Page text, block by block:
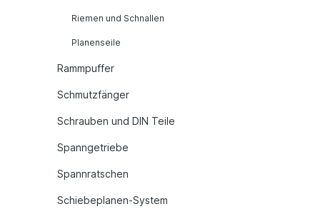
Riemen und Schnallen
Planenseile
Rammpuffer
Schmutzfänger
Schrauben und DIN Teile
Spanngetriebe
Spannratschen
Schiebeplanen-System